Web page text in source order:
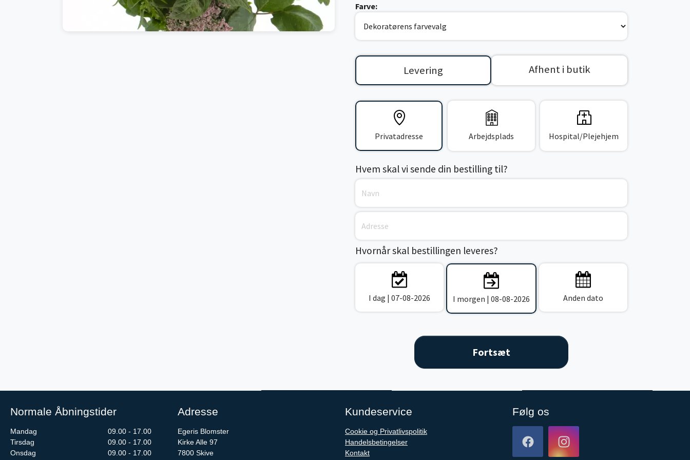
Farve:
Levering Afhent i butik
Privatadresse Arbejdsplads Hospital/Plejehjem
Hvem skal vi sende din bestilling til?
Hvornår skal bestillingen leveres?
I dag | 07-08-2026 I morgen | 08-08-2026 Anden dato
Normale Åbningstider
Mandag
09.00 - 17.00
Tirsdag
09.00 - 17.00
Onsdag
09.00 - 17.00
Adresse
Egeris Blomster
Kirke Alle 97
7800 Skive
Kundeservice
Cookie og Privatlivspolitik
Handelsbetingelser
Kontakt
Følg os